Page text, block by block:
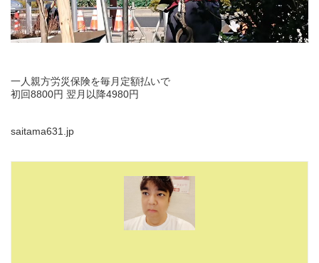
一人親方労災保険を毎月定額払いで
初回8800円 翌月以降4980円
saitama631.jp